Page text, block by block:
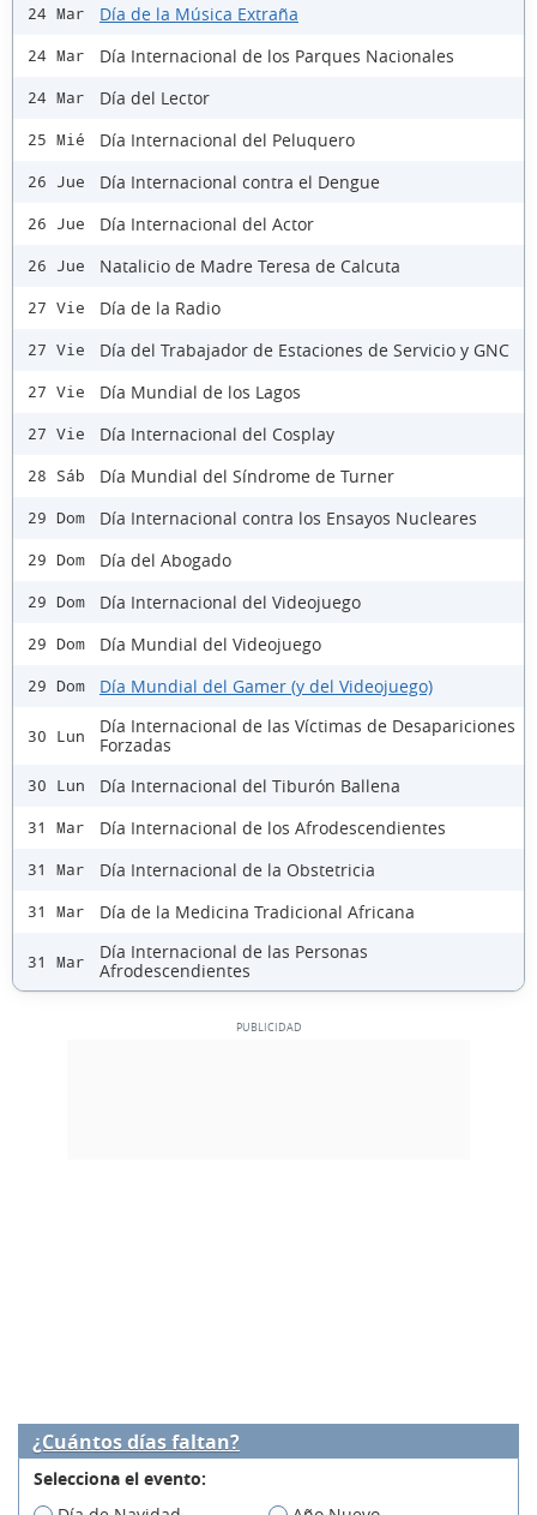
24 Mar Día de la Música Extraña
24 Mar Día Internacional de los Parques Nacionales
24 Mar Día del Lector
25 Mié Día Internacional del Peluquero
26 Jue Día Internacional contra el Dengue
26 Jue Día Internacional del Actor
26 Jue Natalicio de Madre Teresa de Calcuta
27 Vie Día de la Radio
27 Vie Día del Trabajador de Estaciones de Servicio y GNC
27 Vie Día Mundial de los Lagos
27 Vie Día Internacional del Cosplay
28 Sáb Día Mundial del Síndrome de Turner
29 Dom Día Internacional contra los Ensayos Nucleares
29 Dom Día del Abogado
29 Dom Día Internacional del Videojuego
29 Dom Día Mundial del Videojuego
29 Dom Día Mundial del Gamer (y del Videojuego)
30 Lun
Día Internacional de las Víctimas de Desapariciones
Forzadas
30 Lun Día Internacional del Tiburón Ballena
31 Mar Día Internacional de los Afrodescendientes
31 Mar Día Internacional de la Obstetricia
31 Mar Día de la Medicina Tradicional Africana
31 Mar
Día Internacional de las Personas
Afrodescendientes
¿Cuántos días faltan?
Selecciona el evento: